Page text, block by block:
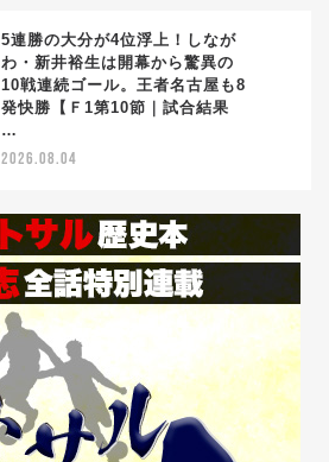
5連勝の大分が4位浮上！しなが
わ・新井裕生は開幕から驚異の
10戦連続ゴール。王者名古屋も8
発快勝【Ｆ1第10節｜試合結果
…
2026.08.04